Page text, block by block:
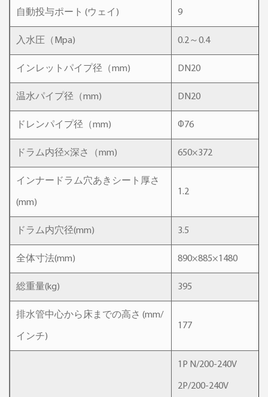
自動投与ポート (ウェイ) 9
入水圧（Mpa) 0.2～0.4
インレットパイプ径（mm) DN20
温水パイプ径（mm) DN20
ドレンパイプ径（mm) Φ76
ドラム内径×深さ（mm) 650×372
インナードラム穴あきシート厚さ
(mm)
1.2
ドラム内穴径(mm) 3.5
全体寸法(mm) 890×885×1480
総重量(kg) 395
排水管中心から床までの高さ (mm/
インチ)
177
1P N/200-240V
2P/200-240V